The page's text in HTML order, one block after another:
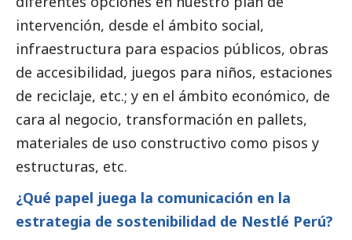
intervención, desde el ámbito social,
infraestructura para espacios públicos, obras
de accesibilidad, juegos para niños, estaciones
de reciclaje, etc.; y en el ámbito económico, de
cara al negocio, transformación en pallets,
materiales de uso constructivo como pisos y
estructuras, etc.
¿Qué papel juega la comunicación en la
estrategia de sostenibilidad de Nestlé Perú?